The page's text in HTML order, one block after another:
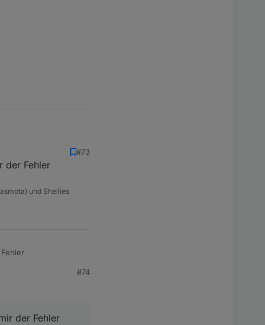
#73
der Fehler
und Shellies
#74
der Fehler